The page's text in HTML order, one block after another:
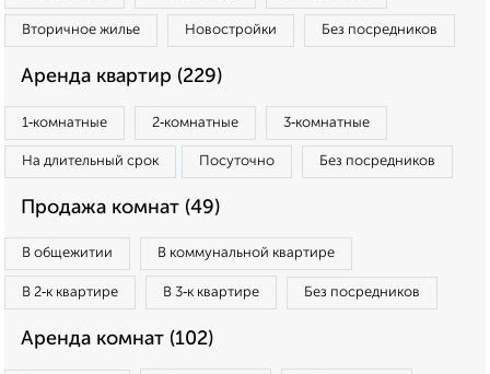
Вторичное жилье Новостройки Без посредников
Аренда квартир (229)
1‑комнатные 2‑комнатные 3‑комнатные
На длительный срок Посуточно Без посредников
Продажа комнат (49)
В общежитии В коммунальной квартире
В 2‑к квартире В 3‑к квартире Без посредников
Аренда комнат (102)